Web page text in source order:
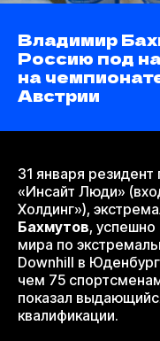
Владимир
Россию под
на
Австрии
31 января
«Инсайт Люди»
Холдинг»),
Бахмутов, успешно
мира по
Downhill в
чем 75
показал
квалификации.